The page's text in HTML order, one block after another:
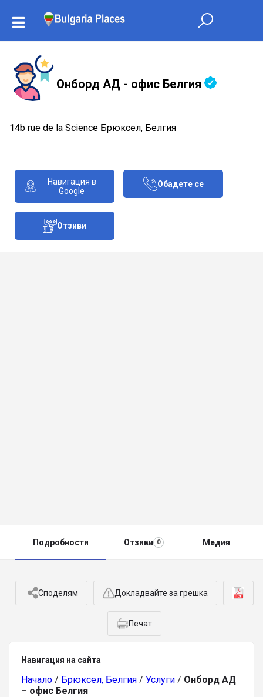
Онборд АД - офис Белгия
14b rue de la Science Брюксел, Белгия
Навигация в
Google
Обадете се
Отзиви
Подробности Отзиви 0 Медия
Споделям Докладвайте за грешка
Печат
Навигация на сайта
Начало / Брюксел, Белгия / Услуги / Онборд АД
– офис Белгия